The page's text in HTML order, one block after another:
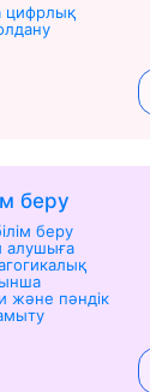
цифрлық
беру
беру
алушыға
және пәндік